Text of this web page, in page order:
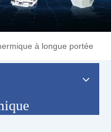
à longue portée